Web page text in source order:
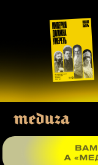
материалам